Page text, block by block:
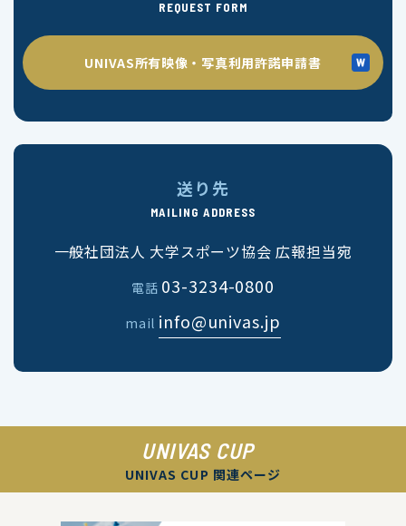
REQUEST FORM
UNIVAS所有映像・写真利用許諾申請書
送り先
MAILING ADDRESS
一般社団法人 大学スポーツ協会 広報担当宛
電話 03-3234-0800
mail info@univas.jp
UNIVAS CUP
UNIVAS CUP 関連ページ